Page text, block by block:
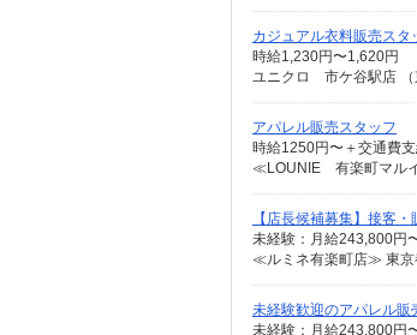
カジュアル衣料販売ス
時給1,230円〜1,620円
ユニクロ 市ケ谷駅店 （
アパレル販売スタッフ
時給1250円〜＋交通費支
【店長候補募集】接客
≪ルミネ有楽町店≫ 東京
未経験歓迎のアパレル販